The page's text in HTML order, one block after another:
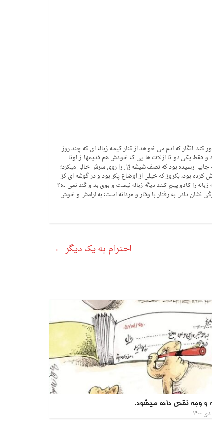
انگار که آدم می خواهد از کنار کیسه زباله ای که چند روز
و فقط یکی دو تا از لات ها یی که خودش هم قدیمها از اونا
جایی رسیده بود که نصف شیشه ژل را روی سرش خالی میکرد؛
کرده بود، یکروز که خیلی از اوضاع پکر بود و در گوشه ای کز
را کادو پیچ کنند دیگه زباله نیست و بوی بد و گند نمی ده؟
نشان دادن به رفتار با وقار و مردانه است؛ به آرامش و خوش
احترام به یک دیگر ←
و وجه نقدی داده میشود.